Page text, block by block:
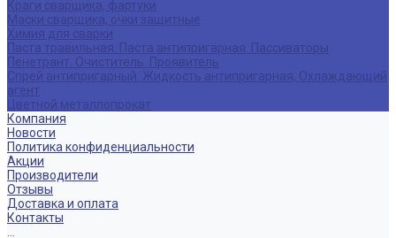
Краги сварщика, фартуки
Маски сварщика, очки защитные
Химия для сварки
Паста травильная. Паста антипригарная. Пассиваторы
Пенетрант. Очиститель. Проявитель
Спрей антипригарный. Жидкость антипригарная, Охлаждающий
агент
Цветной металлопрокат
Компания
Новости
Политика конфиденциальности
Акции
Производители
Отзывы
Доставка и оплата
Контакты